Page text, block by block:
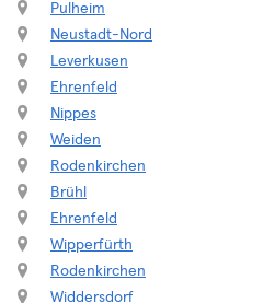
Pulheim
Neustadt-Nord
Leverkusen
Ehrenfeld
Nippes
Weiden
Rodenkirchen
Brühl
Ehrenfeld
Wipperfürth
Rodenkirchen
Widdersdorf